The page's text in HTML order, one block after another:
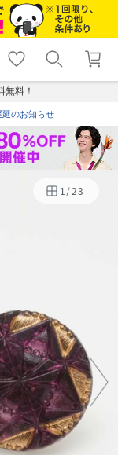
shopping_cart lock_outline
ログイン
料！
のお知らせ
1/23